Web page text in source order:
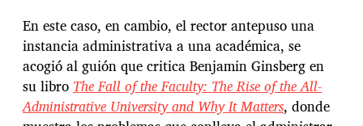
En este caso, en cambio, el rector antepuso una
instancia administrativa a una académica, se
acogió al guión que critica Benjamin Ginsberg en
su libro The Fall of the Faculty: The Rise of the All-
Administrative University and Why It Matters, donde